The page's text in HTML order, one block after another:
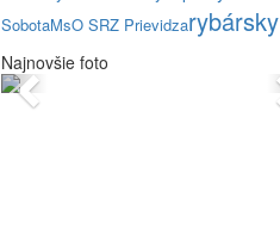
SobotaMsO SRZ Prievidzarybársky
Najnovšie foto
Previous